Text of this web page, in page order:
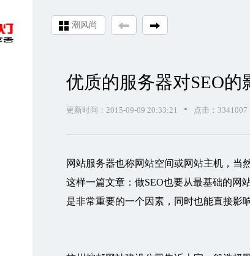
优质的服务器对SEO的
更新时间：2015-09-09 20:33:21 • 点击：3341007
网站服务器也称网站空间或网站主机，当
这样一篇文章：做SEO也要从最基础的网
是非常重要的一个因素，同时也能直接影
潮风尚